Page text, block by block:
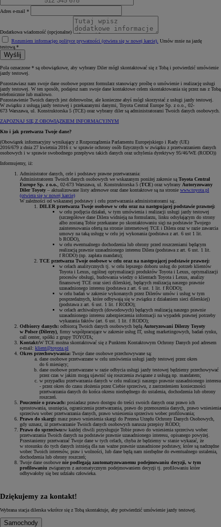
Adres e-mail *
Dodatkowa wiadomość (opcjonalne)
Rozumiem informacjęo polityce prywatności (otwiera się w nowej karcie) Umów mnie na jazdę
testową.*
Wyślij
Pola oznaczone * są obowiązkowe, aby wybrany Diler mógł skontaktować się z Tobą i potwierdzić umówienie
jazdy testowej.
Pozostawiasz nam swoje dane osobowe poprzez formularz stanowiący prośbę o umówienie i realizację usługi
jazdy testowej. W ten sposób, podajesz nam swoje dane kontaktowe celem skontaktowania się przez nas z Tobą
telefonicznie lub mailowo.
Pozostawienie Twoich danych jest dobrowolne, ale konieczne abyś mógł skorzystać z usługi jazdy testowej.
W związku z usługą jazdy testowej i przekazanymi danymi, Toyota Central Europe Sp. z o.o., 02-
673 Warszawa, ul. Konstruktorska 5 (TCE) oraz wybrany diler są administratorami Twoich danych osobowych.
ZAPOZNAJ SIĘ Z OBOWIĄZKIEM INFORMACYJNYM
Kto i jak przetwarza Twoje dane?
(Obowiązek informacyjny wynikający z Rozporządzenia Parlamentu Europejskiego i Rady (UE)
2016/679 z dnia 27 kwietnia 2016 r. w sprawie ochrony osób fizycznych w związku z przetwarzaniem danych
osobowych i w sprawie swobodnego przepływu takich danych oraz uchylenia dyrektywy 95/46/WE (RODO))
Informujemy, iż:
Administrator danych, cele i podstawy prawne przetwarzania:
Administratorem Twoich danych osobowych we wskazanym poniżej zakresie są Toyota Central
Europe Sp. z o.o. , 02-673 Warszawa, ul. Konstruktorska 5 (TCE) oraz wybrany Autoryzowany
Diler Toyoty – aktualizowane listy adresowe oraz dane kontaktowe są na stronie www.toyota.pl
(otwiera się w nowej karcie)
W zależności od wskazanej podstawy i celu przetwarzania administratorami są:.
DILER przetwarza Twoje osobowe w celu oraz na następującej podstawie prawnej:
w celu podjęcia działań, w tym umówienia i realizacji usługi jazdy testowej
(szczegółowe dane Dilera widnieją na formularzu, linku odsyłającym do strony
albo zostaną Tobie przekazane po skontaktowaniu się) na podstawie Twojego
zainteresowania ofertą na stronie internetowej TCE i Dilera oraz w razie zawarcia
umowy na taką usługę w celu jej wykonania (podstawa z art. 6 ust 1 lit.
b RODO),
w celu ewentualnego dochodzenia lub obrony przed roszczeniami będącym
realizacją prawnie uzasadnionego interesu Dilera (podstawa z art. 6 ust. 1 lit.
f RODO) (np. zapłata mandatu);
TCE przetwarza Twoje osobowe w celu oraz na następującej podstawie prawnej:
w celach analitycznych tj. w celu lepszego doboru usług do potrzeb klientów
Toyota i Lexus, ogólnej optymalizacji produktów Toyota i Lexus, optymalizacji
procesów obsługi, budowania wiedzy o klientach Toyota i Lexus, analizy
finansowej TCE oraz sieci dilerskiej, będących realizacją naszego prawnie
uzasadnionego interesu (podstawa z art. 6 ust. 1 lit. f RODO);
w celu badań w zakresie wykonanych przez Dilerów umów i usług w tym
posprzedażnych, które odbywają się w związku z działaniem sieci dilerskiej)
(podstawa z art. 6 ust. 1 lit. f RODO);
w celach archiwalnych (dowodowych) będących realizacją naszego prawnie
uzasadnionego interesu zabezpieczenia informacji na wypadek prawnej potrzeby
wykazania faktów (art. 6 ust. 1 lit. f RODO);
Odbiorcy danych: odbiorcą Twoich danych osobowych będą Autoryzowani Dilerzy Toyoty
w Polsce (Dilerzy) , firmy współpracujące w zakresie usług IT, usług marketingowych, badań rynku,
call center, spółki z grupy TOYOTA;
Kontakt:W TCE można skontaktować się z Punktem Kontaktowym Ochrony Danych pod adresem
e-mail: klient@toyota.pl
Okres przechowywania: Twoje dane osobowe przechowywane są:
dane osobowe przetwarzane w celu umówienia usługi jazdy testowej przez okres
do 6 miesięcy;
dane osobowe przetwarzane w razie odbycia usługi jazdy testowej będziemy przechowywać
przez czas w jakim mogą ujawnić się roszczenia związane z usługą np. mandatem;
w przypadku przetwarzania danych w celu realizacji naszego prawnie uzasadnionego interesu
- przez okres do czasu złożenia przez Ciebie sprzeciwu, z zastrzeżeniem konieczności
przetwarzania danych do końca okresu niezbędnego do ustalenia, dochodzenia lub obrony
roszczeń.
Pouczenie o prawach: posiadasz prawo dostępu do treści swoich danych oraz prawo ich
sprostowania, usunięcia, ograniczenia przetwarzania, prawo do przenoszenia danych, prawo wniesienia
sprzeciwu wobec przetwarzania danych, prawo wniesienia sprzeciwu wobec profilowania;
Prawo do skargi: masz prawo wniesienia skargi do Prezesa Urzędu Ochrony Danych Osobowych,
gdy uznasz, iż przetwarzanie Twoich danych osobowych narusza przepisy RODO;
Prawo do sprzeciwu:w każdej chwili przysługuje Tobie prawo do wniesienia sprzeciwu wobec
przetwarzania Twoich danych na podstawie prawnie uzasadnionego interesu, opisanego powyżej.
Przestaniemy przetwarzać Twoje dane w tych celach, chyba że będziemy w stanie wykazać, że
w stosunku do tych danych istnieją dla nas ważne prawnie uzasadnione podstawy, które są nadrzędne
wobec Twoich interesów, praw i wolności, lub dane będą nam niezbędne do ewentualnego ustalenia,
dochodzenia lub obrony roszczeń;
Twoje dane osobowe nie podlegają zautomatyzowanemu podejmowaniu decyzji, w tym
profilowaniu związanym z automatycznym podejmowaniem decyzji tj. profilowaniu które
odbywałoby się bez udziału człowieka.
Dziękujemy za kontakt!
Wybrana stacja dilerska wkrótce się z Tobą skontaktuje, aby potwierdzić umówienie jazdy testowej.
Samochody